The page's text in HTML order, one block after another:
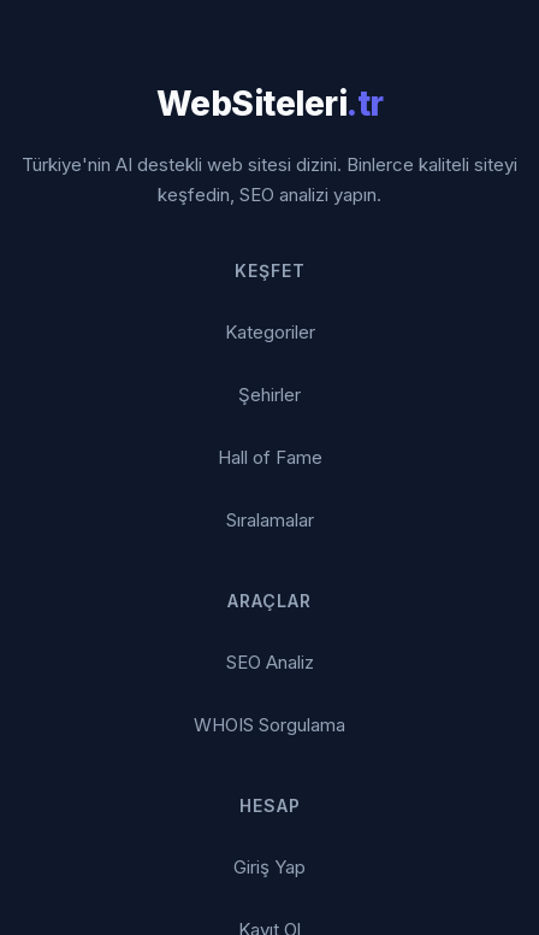
WebSiteleri.tr
Türkiye'nin AI destekli web sitesi dizini. Binlerce kaliteli siteyi
keşfedin, SEO analizi yapın.
KEŞFET
Kategoriler
Şehirler
Hall of Fame
Sıralamalar
ARAÇLAR
SEO Analiz
WHOIS Sorgulama
HESAP
Giriş Yap
Kayıt Ol